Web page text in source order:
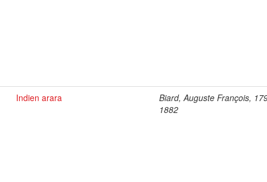
Indien arara
Biard, Auguste François,
1882